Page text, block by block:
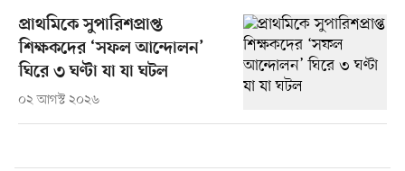
প্রাথমিকে সুপারিশপ্রাপ্ত
শিক্ষকদের ‘সফল আন্দোলন’
ঘিরে ৩ ঘণ্টা যা যা ঘটল
০২ আগস্ট ২০২৬